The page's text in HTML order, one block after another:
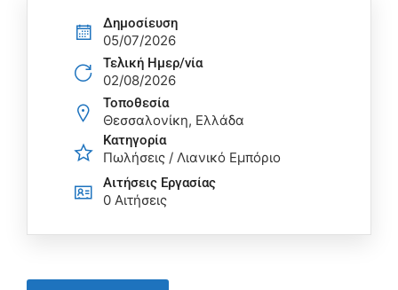
Δημοσίευση
05/07/2026
Τελική Ημερ/νία
02/08/2026
Τοποθεσία
Θεσσαλονίκη, Ελλάδα
Κατηγορία
Πωλήσεις / Λιανικό Εμπόριο
Αιτήσεις Eργασίας
0 Αιτήσεις